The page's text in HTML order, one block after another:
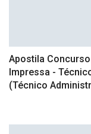
Apostila
Impressa -
(Técnico